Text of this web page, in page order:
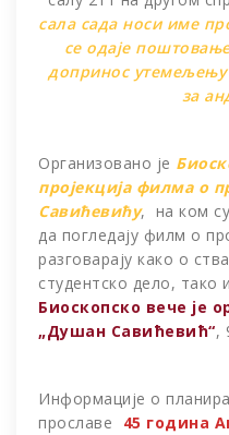
сала сада носи име
се одаје
допринос утемељењу
за
Организовано је
пројекција филма о
Савићевићу, на ком
да погледају филм о
разговарају како о
студентско дело, тако
Биоскопско вече је
„Душан Савићевић“,
Информације о
прославе
45 година